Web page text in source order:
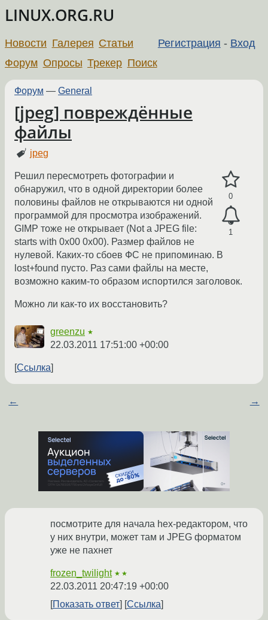
LINUX.ORG.RU
Регистрация - Вход
Новости Галерея Статьи
Форум Опросы Трекер Поиск
Форум — General
[jpeg] повреждённые
файлы
jpeg
0
1
Решил пересмотреть фотографии и
обнаружил, что в одной директории более
половины файлов не открываются ни одной
программой для просмотра изображений.
GIMP тоже не открывает (Not a JPEG file:
starts with 0x00 0x00). Размер файлов не
нулевой. Каких-то сбоев ФС не припоминаю. В
lost+found пусто. Раз сами файлы на месте,
возможно каким-то образом испортился заголовок.
Можно ли как-то их восстановить?
greenzu ★
22.03.2011 17:51:00 +00:00
Ссылка
← →
посмотрите для начала hex-редактором, что
у них внутри, может там и JPEG форматом
уже не пахнет
frozen_twilight ★★
22.03.2011 20:47:19 +00:00
Показать ответ
Ссылка